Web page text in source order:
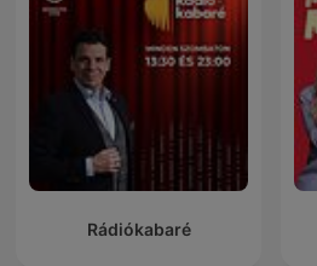
Rádiókabaré